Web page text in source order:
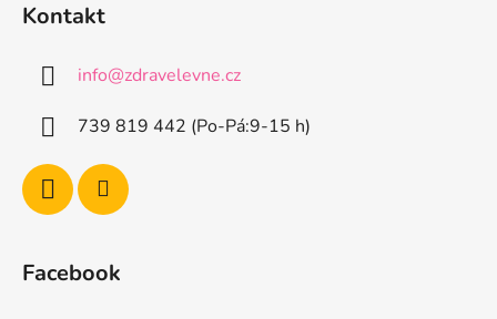
Kontakt
info@zdravelevne.cz
739 819 442 (Po-Pá:9-15 h)
Facebook